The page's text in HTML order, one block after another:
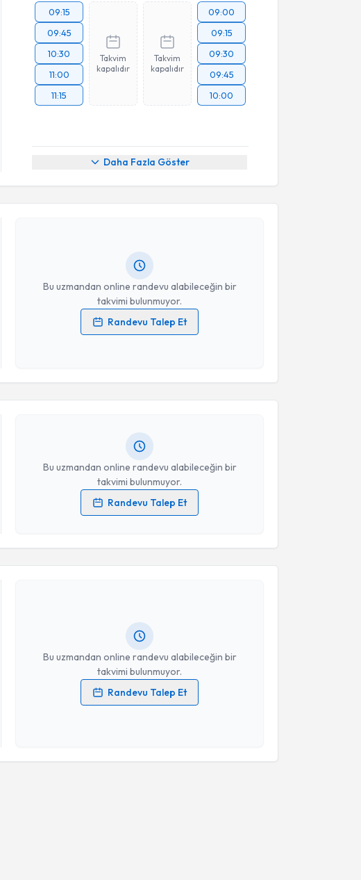
09:15
09:45
10:30
11:00
11:15
Takvim
kapalıdır
Takvim
kapalıdır
09:00
09:15
09:30
09:45
10:00
Daha Fazla Göster
Bu uzmandan online randevu alabileceğin bir
takvimi bulunmuyor.
Randevu Talep Et
Randevu Takvimi Talebi
Kişisel verilerimin işlenmesine ilişkinAydınlatma Metni
Bu uzmandan online randevu alabileceğin bir
takvimi bulunmuyor.
Randevu Talep Et
Kişisel verilerimin işlenmesine ilişkinAydınlatma Metni
işlenmesini kabul ediyorum.
Bu uzmandan online randevu alabileceğin bir
takvimi bulunmuyor.
Randevu Talep Et
Randevu Takvimi Talebi
Op. Dr. Ali Varlı
Kişisel verilerimin işlenmesine ilişkinAydınlatma Metni